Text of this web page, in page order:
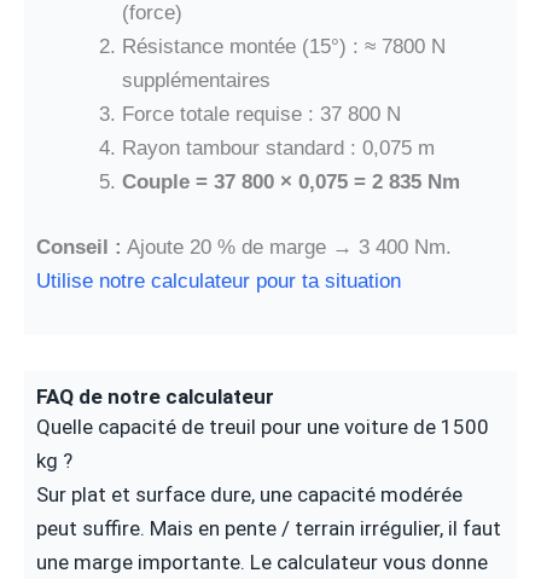
(force)
Résistance montée (15°) : ≈ 7800 N
supplémentaires
Force totale requise : 37 800 N
Rayon tambour standard : 0,075 m
Couple = 37 800 × 0,075 = 2 835 Nm
Conseil : Ajoute 20 % de marge → 3 400 Nm.
Utilise notre calculateur pour ta situation
FAQ de notre calculateur
Quelle capacité de treuil pour une voiture de 1500
kg ?
Sur plat et surface dure, une capacité modérée
peut suffire. Mais en pente / terrain irrégulier, il faut
une marge importante. Le calculateur vous donne